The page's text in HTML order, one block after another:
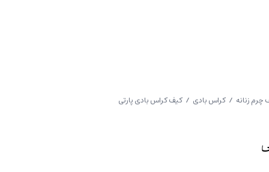
زنانه / کراس بادی / کیف کراس بادی پارتی